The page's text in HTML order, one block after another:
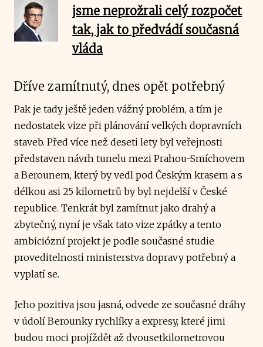
jsme neprožrali celý rozpočet
tak, jak to předvádí současná
vláda
Dříve zamítnutý, dnes opět potřebný
Pak je tady ještě jeden vážný problém, a tím je
nedostatek vize při plánování velkých dopravních
staveb. Před více než deseti lety byl veřejnosti
představen návrh tunelu mezi Prahou-Smíchovem
a Berounem, který by vedl pod Českým krasem a s
délkou asi 25 kilometrů by byl nejdelší v České
republice. Tenkrát byl zamítnut jako drahý a
zbytečný, nyní je však tato vize zpátky a tento
ambiciózní projekt je podle současné studie
proveditelnosti ministerstva dopravy potřebný a
vyplatí se.
Jeho pozitiva jsou jasná, odvede ze současné dráhy
v údolí Berounky rychlíky a expresy, které jimi
budou moci projíždět až dvousetkilometrovou